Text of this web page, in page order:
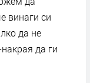
винаги си
да не
да ги